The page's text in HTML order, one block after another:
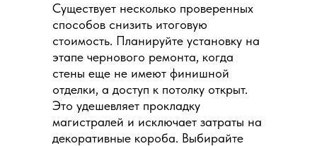
Существует несколько проверенных
способов снизить итоговую
стоимость. Планируйте установку на
этапе чернового ремонта, когда
стены еще не имеют финишной
отделки, а доступ к потолку открыт.
Это удешевляет прокладку
магистралей и исключает затраты на
декоративные короба. Выбирайте